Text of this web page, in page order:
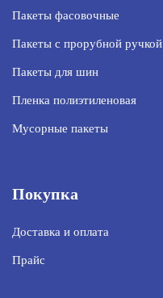
Пакеты фасовочные
Пакеты с прорубной ручкой
Пакеты для шин
Пленка полиэтиленовая
Мусорные пакеты
Покупка
Доставка и оплата
Прайс